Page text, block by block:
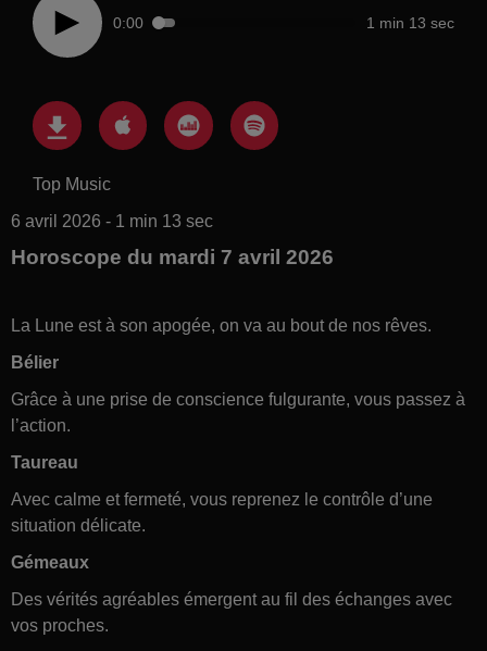
0:00 1 min 13 sec
Top Music
6 avril 2026 - 1 min 13 sec
Horoscope du mardi 7 avril 2026
La Lune est à son apogée, on va au bout de nos rêves.
Bélier
Grâce à une prise de conscience fulgurante, vous passez à
l’action.
Taureau
Avec calme et fermeté, vous reprenez le contrôle d’une
situation délicate.
Gémeaux
Des vérités agréables émergent au fil des échanges avec
vos proches.